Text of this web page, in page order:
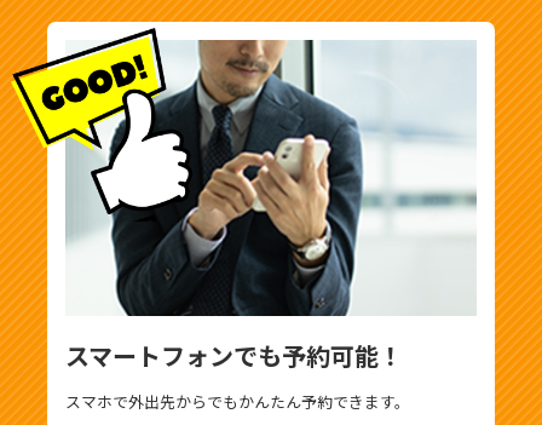
スマートフォンでも予約可能！
スマホで外出先からでもかんたん予約できます。